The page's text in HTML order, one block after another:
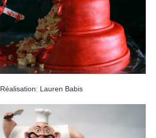
Réalisation: Lauren Babis